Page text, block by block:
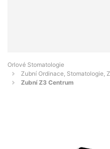
Orlové Stomatologie
Zubní Ordinace, Stomatologie,
Zubní Z3 Centrum